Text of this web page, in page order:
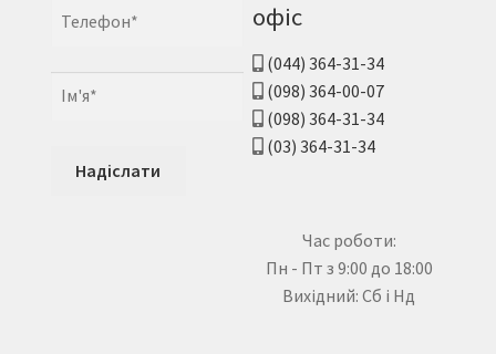
офіс
(044) 364-31-34
(098) 364-00-07
(098) 364-31-34
(03) 364-31-34
Час роботи:
Пн - Пт з 9:00 до 18:00
Вихідний: Сб і Нд